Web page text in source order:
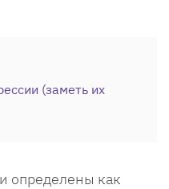
(заметь их
определены как